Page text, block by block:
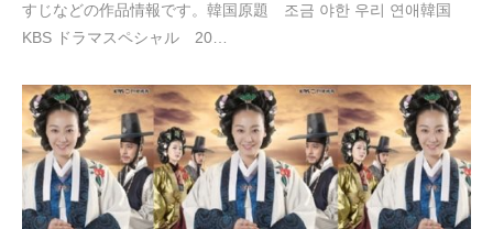
すじなどの作品情報です。韓国原題 조금 야한 우리 연애韓国
KBS ドラマスペシャル 20…